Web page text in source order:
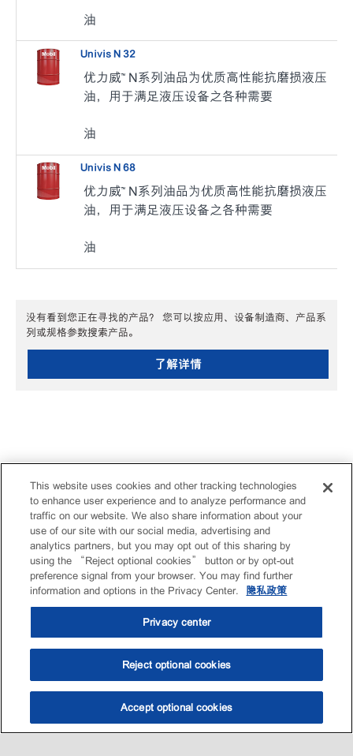
选油助手 查找门店
油
Univis N 32
优力威™ N系列油品为优质高性能抗磨损液压
油，用于满足液压设备之各种需要
油
Univis N 68
优力威™ N系列油品为优质高性能抗磨损液压
油，用于满足液压设备之各种需要
油
没有看到您正在寻找的产品？ 您可以按应用、设备制造商、产品系
列或规格参数搜索产品。
了解详情
This website uses cookies and other tracking technologies
to enhance user experience and to analyze performance and
traffic on our website. We also share information about your
use of our site with our social media, advertising and
analytics partners, but you may opt out of this sharing by
using the “Reject optional cookies” button or by opt-out
preference signal from your browser. You may find further
information and options in the Privacy Center.
隐私政策
Privacy center
Reject optional cookies
Accept optional cookies